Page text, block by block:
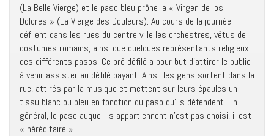
(La Belle Vierge) et le paso bleu prône la « Virgen de los
Dolores » (La Vierge des Douleurs). Au cours de la journée
défilent dans les rues du centre ville les orchestres, vêtus de
costumes romains, ainsi que quelques représentants religieux
des différents pasos. Ce pré défilé a pour but d’attirer le public
à venir assister au défilé payant. Ainsi, les gens sortent dans la
rue, attirés par la musique et mettent sur leurs épaules un
tissu blanc ou bleu en fonction du paso qu’ils défendent. En
général, le paso auquel ils appartiennent n’est pas choisi, il est
« héréditaire ».